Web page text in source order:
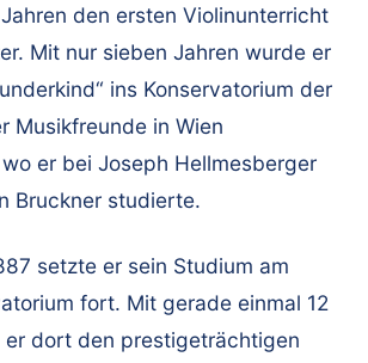
den ersten Violinunterricht
Mit nur sieben Jahren wurde er
ins Konservatorium der
Musikfreunde in Wien
er bei Joseph Hellmesberger
Bruckner studierte.
setzte er sein Studium am
fort. Mit gerade einmal 12
er dort den prestigeträchtigen